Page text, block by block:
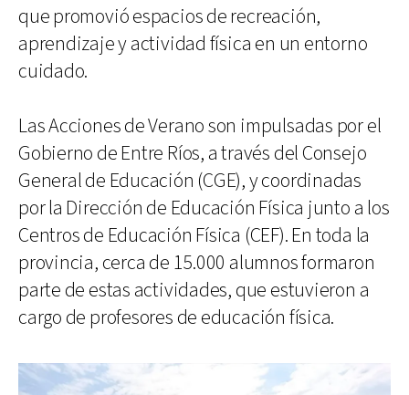
que promovió espacios de recreación,
aprendizaje y actividad física en un entorno
cuidado.
Las Acciones de Verano son impulsadas por el
Gobierno de Entre Ríos, a través del Consejo
General de Educación (CGE), y coordinadas
por la Dirección de Educación Física junto a los
Centros de Educación Física (CEF). En toda la
provincia, cerca de 15.000 alumnos formaron
parte de estas actividades, que estuvieron a
cargo de profesores de educación física.